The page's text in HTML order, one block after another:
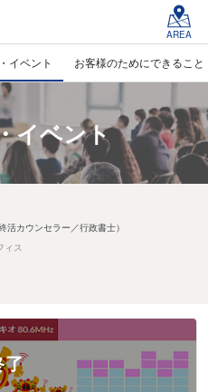
AREA
イベント お客様のためにできること
イベント
活カウンセラー／行政書士）
ィス